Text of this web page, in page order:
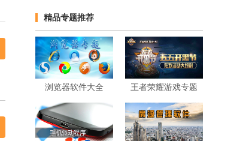
精品专题推荐
浏览器软件大全 王者荣耀游戏专题